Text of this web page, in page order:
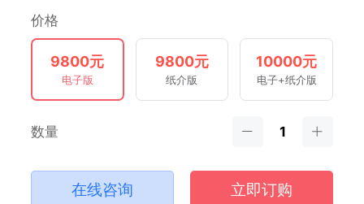
价格
9800元
电子版
9800元
纸介版
10000元
电子+纸介版
数量
在线咨询 立即订购